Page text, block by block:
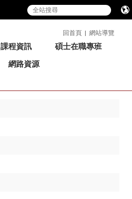
回首頁 | 網站導覽
課程資訊
碩士在職專班
網路資源